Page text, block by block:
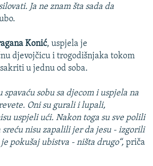
Ja ne znam šta sada da
Konić, uspjela je
djevojčicu i trogodišnjaka tokom
u jednu od soba.
spavaću sobu sa djecom i uspjela na
Oni su gurali i lupali,
uspjeli ući. Nakon toga su sve polili
sreću nisu zapalili jer da jesu - izgorili
pokušaj ubistva - ništa drugo“, priča